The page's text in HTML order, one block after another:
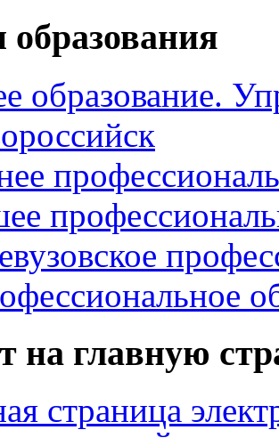
образование.
на главную
страница